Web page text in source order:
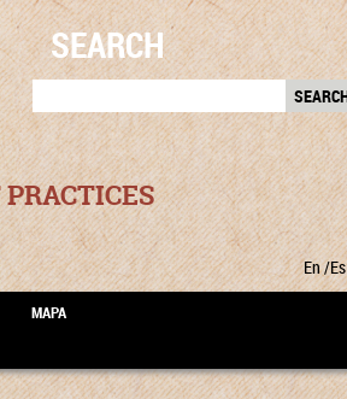
SEARCH
SEARCH
FOR:
En Es
MAPA